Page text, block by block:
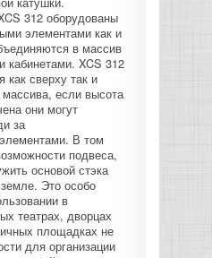
ПЛЕЕРЫ,
ДЛЯ
СИСТЕМ
И КРОССОВЕРЫ
312 оборудованы
элементами как и
в массив
кабинетами. XCS 312
как сверху так и
массива, если высота
они могут
за
В том
подвеса,
основой стэка
Это особо
в
театрах, дворцах
площадках не
для организации